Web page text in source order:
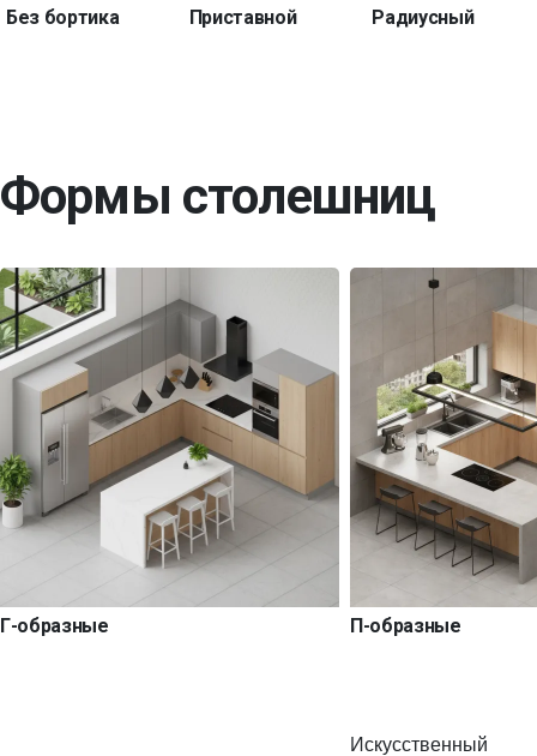
Без бортика Приставной Радиусный
Формы столешниц
Г-образные П-образные
Искусственный